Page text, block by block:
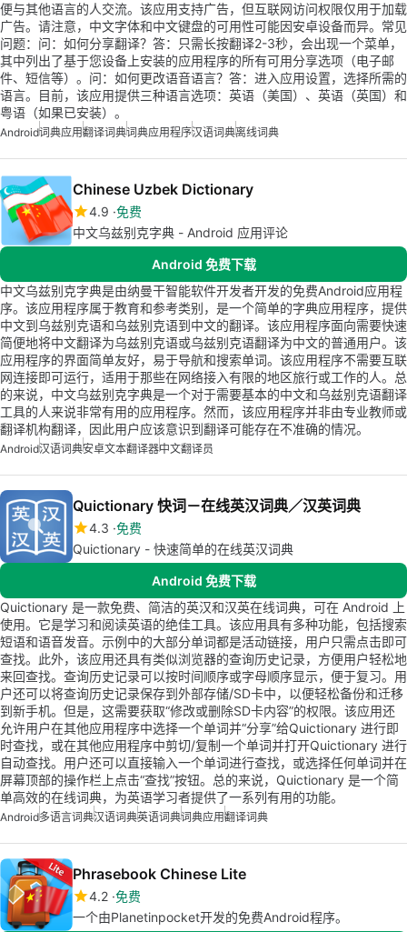
便与其他语言的人交流。该应用支持广告，但互联网访问权限仅用于加载
广告。请注意，中文字体和中文键盘的可用性可能因安卓设备而异。常见
问题：问：如何分享翻译？答：只需长按翻译2-3秒，会出现一个菜单，
其中列出了基于您设备上安装的应用程序的所有可用分享选项（电子邮
件、短信等）。问：如何更改语音语言？答：进入应用设置，选择所需的
语言。目前，该应用提供三种语言选项：英语（美国）、英语（英国）和
粤语（如果已安装）。
Android词典应用翻译词典词典应用程序汉语词典离线词典
Chinese Uzbek Dictionary
4.9 免费
中文乌兹别克字典 - Android 应用评论
Android 免费下载
中文乌兹别克字典是由纳曼干智能软件开发者开发的免费Android应用程
序。该应用程序属于教育和参考类别，是一个简单的字典应用程序，提供
中文到乌兹别克语和乌兹别克语到中文的翻译。该应用程序面向需要快速
简便地将中文翻译为乌兹别克语或乌兹别克语翻译为中文的普通用户。该
应用程序的界面简单友好，易于导航和搜索单词。该应用程序不需要互联
网连接即可运行，适用于那些在网络接入有限的地区旅行或工作的人。总
的来说，中文乌兹别克字典是一个对于需要基本的中文和乌兹别克语翻译
工具的人来说非常有用的应用程序。然而，该应用程序并非由专业教师或
翻译机构翻译，因此用户应该意识到翻译可能存在不准确的情况。
Android汉语词典安卓文本翻译器中文翻译员
Quictionary 快词－在线英汉词典／汉英词典
4.3 免费
Quictionary - 快速简单的在线英汉词典
Android 免费下载
Quictionary 是一款免费、简洁的英汉和汉英在线词典，可在 Android 上
使用。它是学习和阅读英语的绝佳工具。该应用具有多种功能，包括搜索
短语和语音发音。示例中的大部分单词都是活动链接，用户只需点击即可
查找。此外，该应用还具有类似浏览器的查询历史记录，方便用户轻松地
来回查找。查询历史记录可以按时间顺序或字母顺序显示，便于复习。用
户还可以将查询历史记录保存到外部存储/SD卡中，以便轻松备份和迁移
到新手机。但是，这需要获取“修改或删除SD卡内容”的权限。该应用还
允许用户在其他应用程序中选择一个单词并“分享”给Quictionary 进行即
时查找，或在其他应用程序中剪切/复制一个单词并打开Quictionary 进行
自动查找。用户还可以直接输入一个单词进行查找，或选择任何单词并在
屏幕顶部的操作栏上点击“查找”按钮。总的来说，Quictionary 是一个简
单高效的在线词典，为英语学习者提供了一系列有用的功能。
Android多语言词典汉语词典英语词典词典应用翻译词典
Phrasebook Chinese Lite
4.2 免费
一个由Planetinpocket开发的免费Android程序。